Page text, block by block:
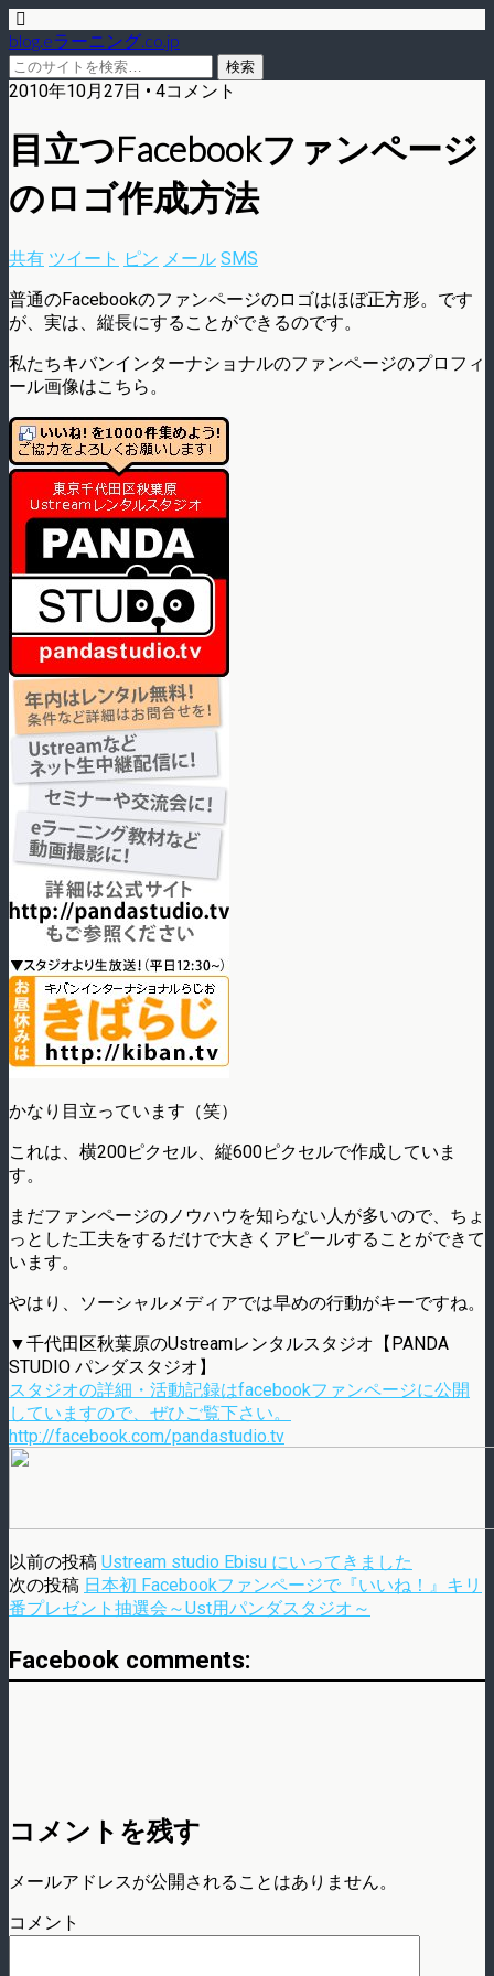
blog.eラーニング.co.jp
2010年10月27日 • 4コメント
目立つFacebookファンページ
のロゴ作成方法
共有 ツイート ピン メール SMS
普通のFacebookのファンページのロゴはほぼ正方形。です
が、実は、縦長にすることができるのです。
私たちキバンインターナショナルのファンページのプロフィ
ール画像はこちら。
かなり目立っています（笑）
これは、横200ピクセル、縦600ピクセルで作成していま
す。
まだファンページのノウハウを知らない人が多いので、ちょ
っとした工夫をするだけで大きくアピールすることができて
います。
やはり、ソーシャルメディアでは早めの行動がキーですね。
▼千代田区秋葉原のUstreamレンタルスタジオ【PANDA
STUDIO パンダスタジオ】
スタジオの詳細・活動記録はfacebookファンページに公開
していますので、ぜひご覧下さい。
http://facebook.com/pandastudio.tv
以前の投稿 Ustream studio Ebisu にいってきました
次の投稿 日本初 Facebookファンページで『いいね！』キリ
番プレゼント抽選会～Ust用パンダスタジオ～
Facebook comments:
コメントを残す
メールアドレスが公開されることはありません。
コメント